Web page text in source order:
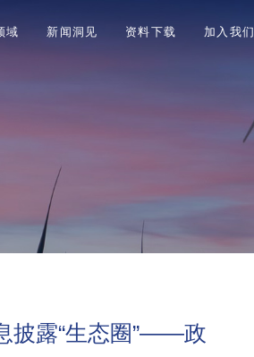
域 新闻洞见 资料下载 加入我们
披露“生态圈”——政